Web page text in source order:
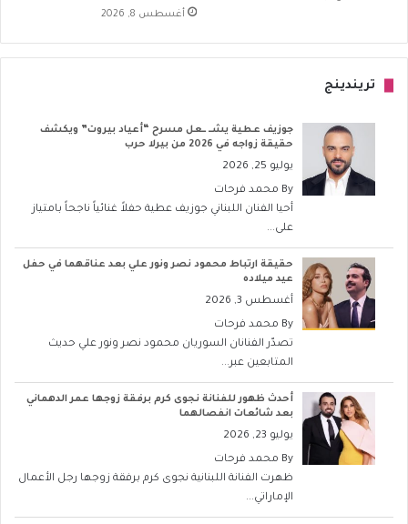
أغسطس 8, 2026
تريندينج
جوزيف عطية يشــ ــعل مسرح “أعياد بيروت” ويكشف
حقيقة زواجه في 2026 من بيرلا حرب
يوليو 25, 2026
By محمد فرحات
أحيا الفنان اللبناني جوزيف عطية حفلاً غنائياً ناجحاً بامتياز
على...
حقيقة ارتباط محمود نصر ونور علي بعد عناقهما في حفل
عيد ميلاده
أغسطس 3, 2026
By محمد فرحات
تصدّر الفنانان السوريان محمود نصر ونور علي حديث
المتابعين عبر...
أحدث ظهور للفنانة نجوى كرم برفقة زوجها عمر الدهماني
بعد شائعات انفصالهما
يوليو 23, 2026
By محمد فرحات
ظهرت الفنانة اللبنانية نجوى كرم برفقة زوجها رجل الأعمال
الإماراتي...